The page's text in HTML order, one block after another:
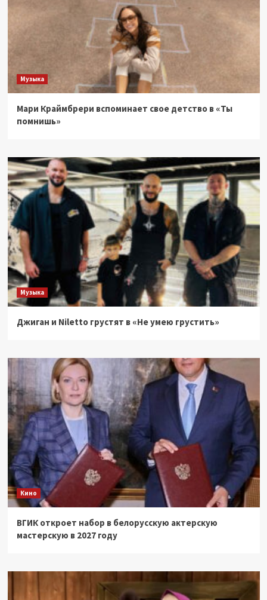
Музыка
Мари Краймбрери вспоминает свое детство в «Ты
помнишь»
Музыка
Джиган и Niletto грустят в «Не умею грустить»
Кино
ВГИК откроет набор в белорусскую актерскую
мастерскую в 2027 году